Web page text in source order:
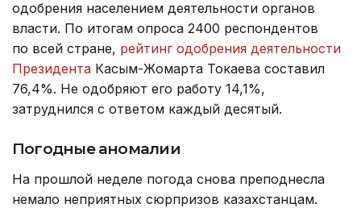
одобрения населением деятельности органов
власти. По итогам опроса 2400 респондентов
по всей стране, рейтинг одобрения деятельности
Президента Касым-Жомарта Токаева составил
76,4%. Не одобряют его работу 14,1%,
затруднился с ответом каждый десятый.
Погодные аномалии
На прошлой неделе погода снова преподнесла
немало неприятных сюрпризов казахстанцам.